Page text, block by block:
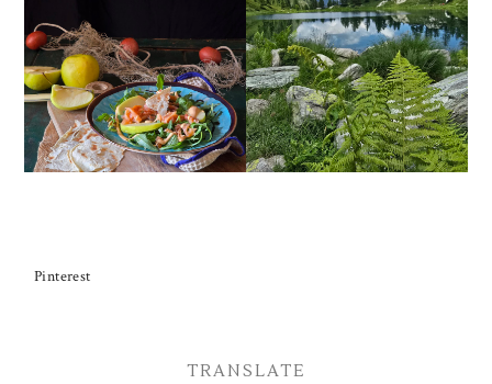
INSALATA DI SALMONE
AFFUMICATO, MELE,
NOCI, RUCOLA
VALLE MAIRA
Pinterest
TRANSLATE